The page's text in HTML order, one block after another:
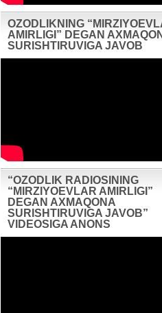
OZODLIKNING
AMIRLIGI” DEGAN
SURISHTIRUVIGA JAVOB
“OZODLIK RADIOSINING
“MIRZIYOEVLAR AMIRLIGI”
DEGAN AXMAQONA
SURISHTIRUVIGA JAVOB”
VIDEOSIGA ANONS